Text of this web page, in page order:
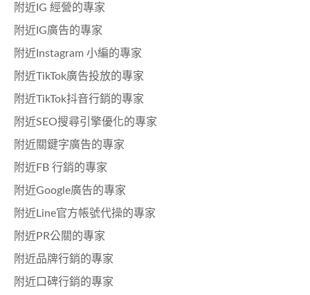
附近IG 經營的專家
附近IG廣告的專家
附近Instagram 小編的專家
附近TikTok廣告投放的專家
附近TikTok抖音行銷的專家
附近SEO搜尋引擎優化的專家
附近關鍵字廣告的專家
附近FB 行銷的專家
附近Google廣告的專家
附近Line官方帳號代操的專家
附近PR公關的專家
附近品牌行銷的專家
附近口碑行銷的專家